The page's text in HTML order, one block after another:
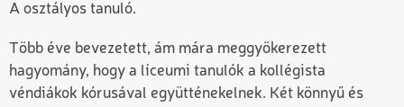
A osztályos tanuló.
Több éve bevezetett, ám mára meggyökerezett
hagyomány, hogy a líceumi tanulók a kollégista
véndiákok kórusával együtténekelnek. Két könnyű és